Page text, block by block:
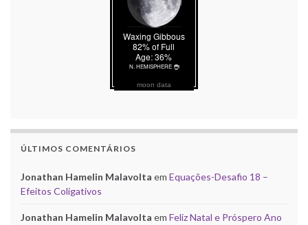
moon data
ÚLTIMOS COMENTÁRIOS
Jonathan Hamelin Malavolta em Equações-Desafio 18 –
Efeitos Coligativos
Jonathan Hamelin Malavolta em Feliz Natal e Próspero Ano